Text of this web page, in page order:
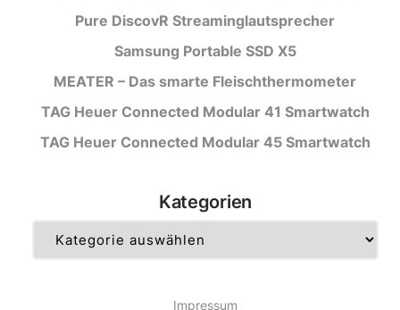
Pure DiscovR Streaminglautsprecher
Samsung Portable SSD X5
MEATER – Das smarte Fleischthermometer
TAG Heuer Connected Modular 41 Smartwatch
TAG Heuer Connected Modular 45 Smartwatch
Kategorien
Impressum